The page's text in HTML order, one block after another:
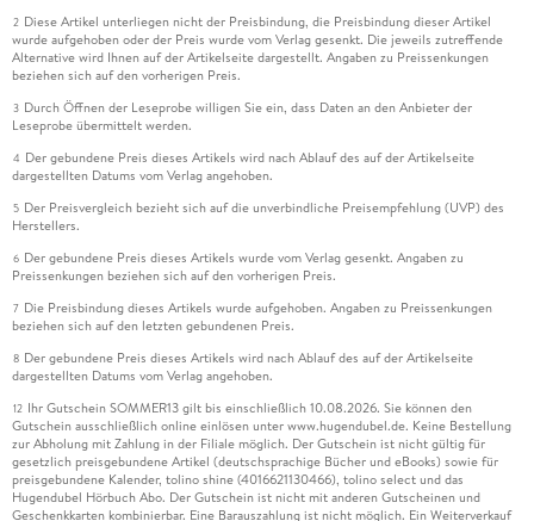
2 Diese Artikel unterliegen nicht der Preisbindung, die Preisbindung dieser Artikel
wurde aufgehoben oder der Preis wurde vom Verlag gesenkt. Die jeweils zutreffende
Alternative wird Ihnen auf der Artikelseite dargestellt. Angaben zu Preissenkungen
beziehen sich auf den vorherigen Preis.
3 Durch Öffnen der Leseprobe willigen Sie ein, dass Daten an den Anbieter der
Leseprobe übermittelt werden.
4 Der gebundene Preis dieses Artikels wird nach Ablauf des auf der Artikelseite
dargestellten Datums vom Verlag angehoben.
5 Der Preisvergleich bezieht sich auf die unverbindliche Preisempfehlung (UVP) des
Herstellers.
6 Der gebundene Preis dieses Artikels wurde vom Verlag gesenkt. Angaben zu
Preissenkungen beziehen sich auf den vorherigen Preis.
7 Die Preisbindung dieses Artikels wurde aufgehoben. Angaben zu Preissenkungen
beziehen sich auf den letzten gebundenen Preis.
8 Der gebundene Preis dieses Artikels wird nach Ablauf des auf der Artikelseite
dargestellten Datums vom Verlag angehoben.
12 Ihr Gutschein SOMMER13 gilt bis einschließlich 10.08.2026. Sie können den
Gutschein ausschließlich online einlösen unter www.hugendubel.de. Keine Bestellung
zur Abholung mit Zahlung in der Filiale möglich. Der Gutschein ist nicht gültig für
gesetzlich preisgebundene Artikel (deutschsprachige Bücher und eBooks) sowie für
preisgebundene Kalender, tolino shine (4016621130466), tolino select und das
Hugendubel Hörbuch Abo. Der Gutschein ist nicht mit anderen Gutscheinen und
Geschenkkarten kombinierbar. Eine Barauszahlung ist nicht möglich. Ein Weiterverkauf